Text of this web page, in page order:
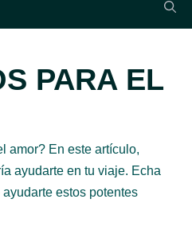
PARA EL
amor? En este artículo,
ayudarte en tu viaje. Echa
estos potentes